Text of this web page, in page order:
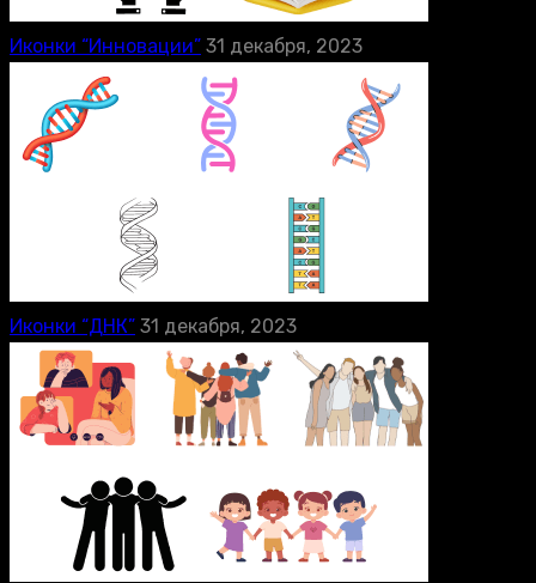
Иконки “Инновации” 31 декабря, 2023
Иконки “ДНК” 31 декабря, 2023